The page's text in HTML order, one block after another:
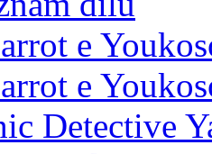
e
e
Detective